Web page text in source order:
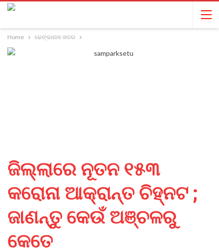
Home ଢେଙ୍କାନାଳ ଖବର
ଜିଲ୍ଲାରେ ନୂତନ ୧୫୩
କରୋନା ଆକ୍ରାନ୍ତ ଚିହ୍ନଟ ;
ଜାଣନ୍ତୁ କେଉଁ ଅଞ୍ଚଳରୁ
କେତେ